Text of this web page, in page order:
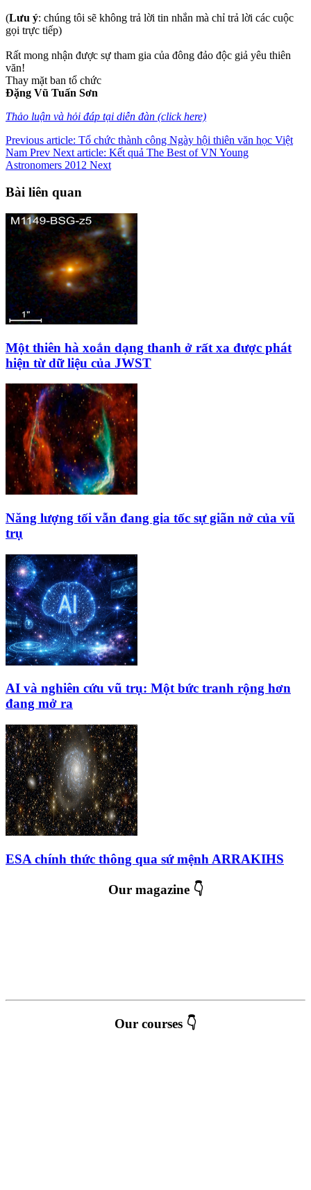
(Lưu ý: chúng tôi sẽ không trả lời tin nhắn mà chỉ trả lời các cuộc
gọi trực tiếp)
Rất mong nhận được sự tham gia của đông đảo độc giả yêu thiên
văn!
Thay mặt ban tổ chức
Đặng Vũ Tuấn Sơn
Thảo luận và hỏi đáp tại diễn đàn (click here)
Previous article: Tổ chức thành công Ngày hội thiên văn học Việt
Nam Prev Next article: Kết quả The Best of VN Young
Astronomers 2012 Next
Bài liên quan
Một thiên hà xoắn dạng thanh ở rất xa được phát
hiện từ dữ liệu của JWST
Năng lượng tối vẫn đang gia tốc sự giãn nở của vũ
trụ
AI và nghiên cứu vũ trụ: Một bức tranh rộng hơn
đang mở ra
ESA chính thức thông qua sứ mệnh ARRAKIHS
Our magazine 👇
Our courses 👇